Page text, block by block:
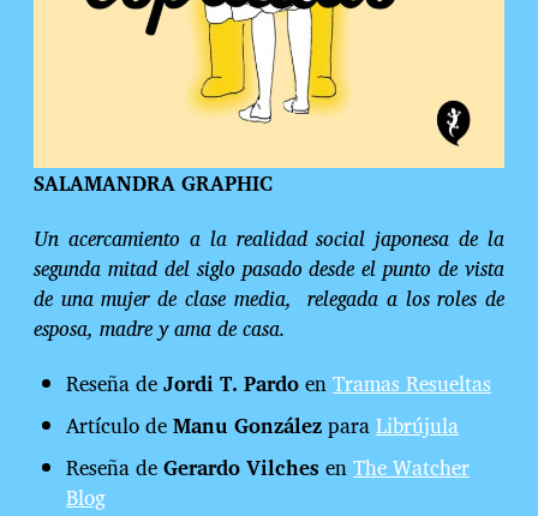
SALAMANDRA GRAPHIC
Un acercamiento a la realidad social japonesa de la
segunda mitad del siglo pasado desde el punto de vista
de una mujer de clase media, relegada a los roles de
esposa, madre y ama de casa.
Reseña deJordi T. PardoenTramas Resueltas
Artículo deManu GonzálezparaLibrújula
Reseña deGerardo Vilches enThe Watcher
Blog